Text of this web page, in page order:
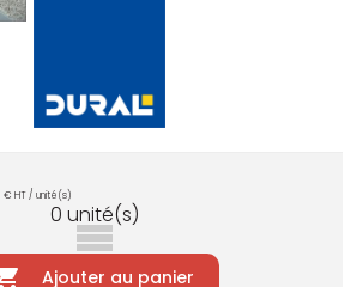
€ HT / unité(s)
0 unité(s)
Ajouter au panier